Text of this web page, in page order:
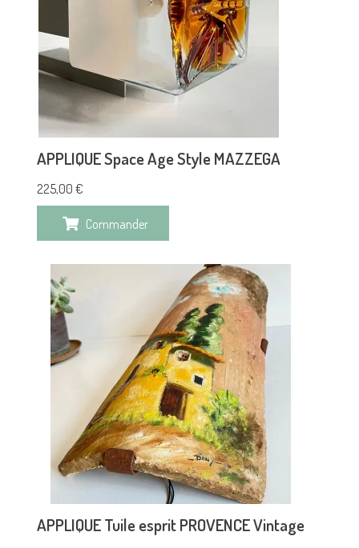
APPLIQUE Space Age Style MAZZEGA
225,00 €
Commander
APPLIQUE Tuile esprit PROVENCE Vintage